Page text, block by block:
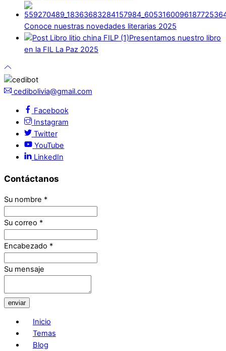
Conoce nuestras novedades literarias 2025
Presentamos nuestro libro
en la FIL La Paz 2025
cedibolivia@gmail.com
Facebook
Instagram
Twitter
YouTube
LinkedIn
Contáctanos
Su nombre *
Su correo *
Encabezado *
Su mensaje
enviar
Inicio
Temas
Blog